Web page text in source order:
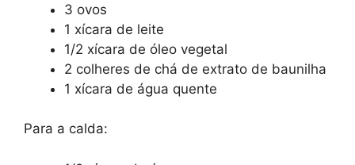
3 ovos
1 xícara de leite
1/2 xícara de óleo vegetal
2 colheres de chá de extrato de baunilha
1 xícara de água quente
Para a calda: